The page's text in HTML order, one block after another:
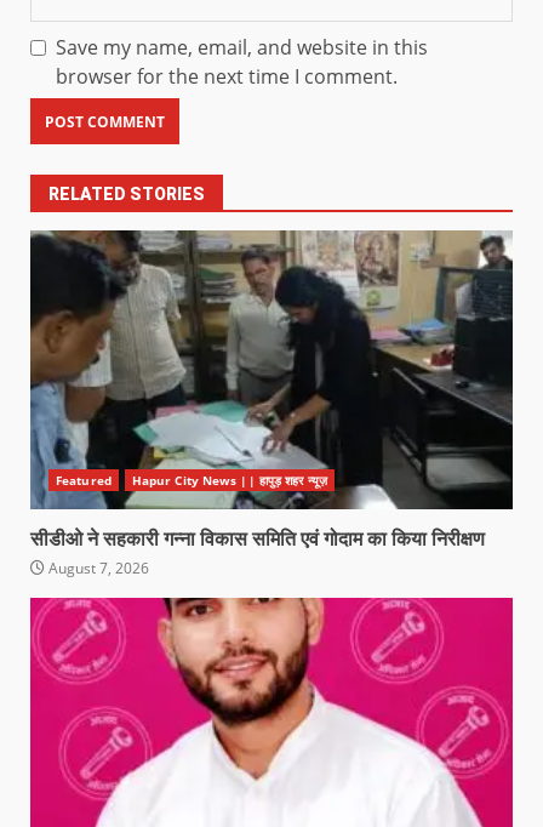
Save my name, email, and website in this
browser for the next time I comment.
RELATED STORIES
Featured Hapur City News || हापुड़ शहर न्यूज़
सीडीओ ने सहकारी गन्ना विकास समिति एवं गोदाम का किया निरीक्षण
August 7, 2026